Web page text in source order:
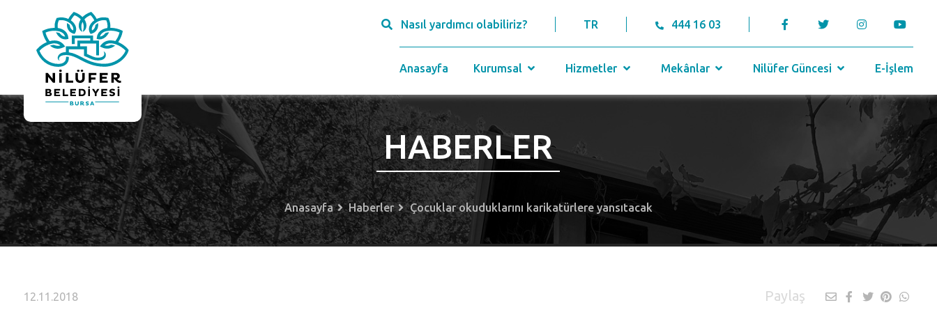
Nasıl yardımcı olabiliriz? TR 444 16 03
Anasayfa Kurumsal Hizmetler Mekânlar Nilüfer Güncesi E-İşlem
HABERLER
Anasayfa Haberler Çocuklar okuduklarını karikatürlere yansıtacak
12.11.2018 Paylaş